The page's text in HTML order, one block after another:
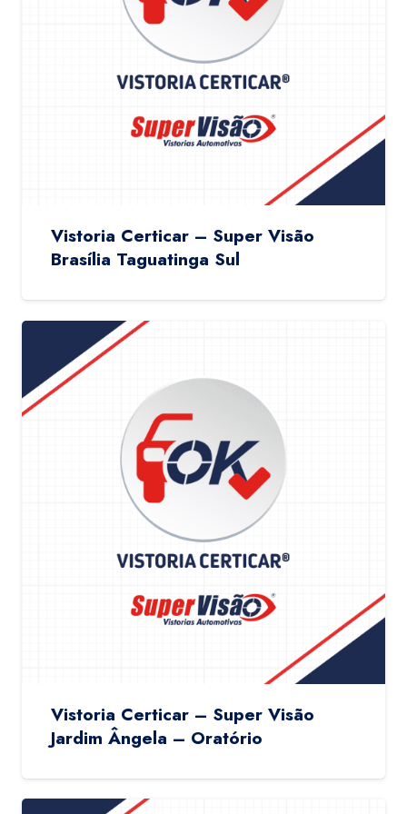
Vistoria Certicar – Super Visão
Brasília Taguatinga Sul
Vistoria Certicar – Super Visão
Jardim Ângela – Oratório